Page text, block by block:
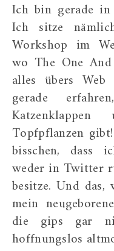
Ich bin gerade in einer seltsamen Situation.
Ich sitze
Workshop im
wo The One
alles übers
gerade
Topfpflanzen
bisschen, dass
weder in Twitter
besitze. Und
mein
die gips gar
hoffnungslos